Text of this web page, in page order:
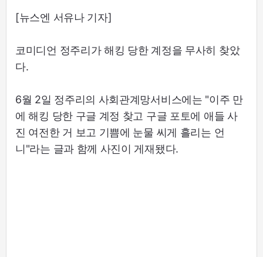
[뉴스엔 서유나 기자]
코미디언 정주리가 해킹 당한 계정을 무사히 찾았
다.
6월 2일 정주리의 사회관계망서비스에는 "이주 만
에 해킹 당한 구글 계정 찾고 구글 포토에 애들 사
진 여전한 거 보고 기쁨에 눈물 씨게 흘리는 언
니"라는 글과 함께 사진이 게재됐다.